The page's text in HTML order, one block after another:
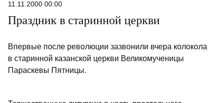
11.11.2000 00:00
Праздник в старинной церкви
Впервые после революции зазвонили вчера колокола
в старинной казанской церкви Великомученицы
Параскевы Пятницы.